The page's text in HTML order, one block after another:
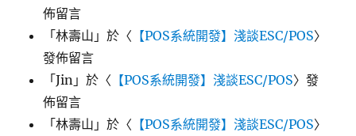
佈留言
「林壽山 」於〈 【POS系統開發】淺談ESC/POS〉
發佈留言
「Jin 」於〈 【POS系統開發】淺談ESC/POS〉發
佈留言
「林壽山 」於〈 【POS系統開發】淺談ESC/POS〉